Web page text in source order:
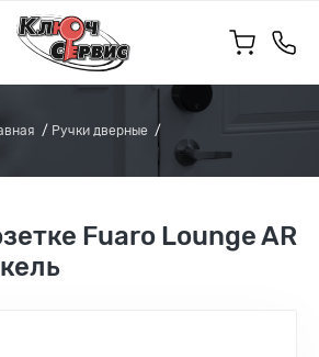
Ручки дверные
Fuaro Lounge AR